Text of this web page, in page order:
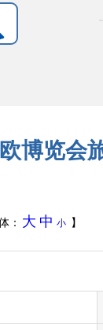
博览会
： 大 中 小 】